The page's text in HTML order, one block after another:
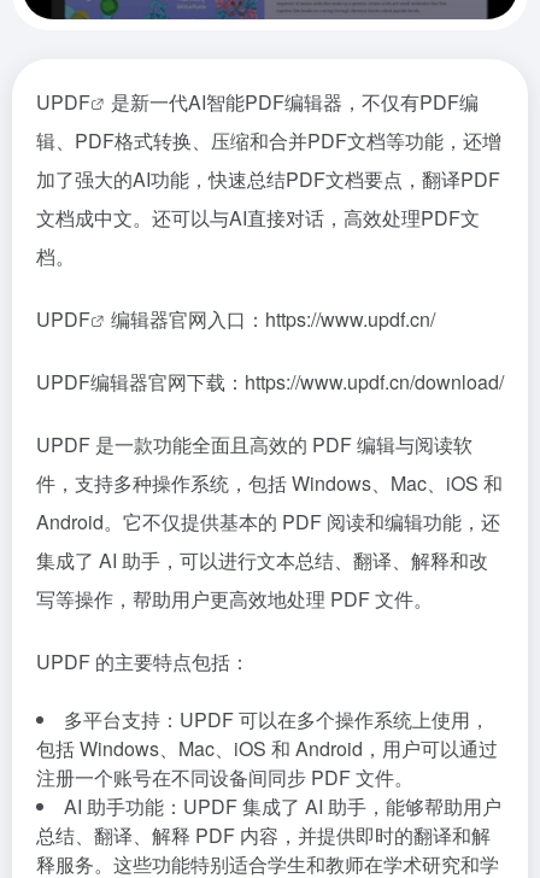
UPDF
是新一代AI智能PDF编辑器，不仅有PDF编
辑、PDF格式转换、压缩和合并PDF文档等功能，还增
加了强大的AI功能，快速总结PDF文档要点，翻译PDF
文档成中文。还可以与AI直接对话，高效处理PDF文
档。
UPDF 编辑器官网入口：https://www.updf.cn/
UPDF编辑器官网下载：https://www.updf.cn/download/
UPDF 是一款功能全面且高效的 PDF 编辑与阅读软
件，支持多种操作系统，包括 Windows、Mac、iOS 和
Android。它不仅提供基本的 PDF 阅读和编辑功能，还
集成了 AI 助手，可以进行文本总结、翻译、解释和改
写等操作，帮助用户更高效地处理 PDF 文件。
UPDF 的主要特点包括：
多平台支持：UPDF 可以在多个操作系统上使用，
包括 Windows、Mac、iOS 和 Android，用户可以通过
注册一个账号在不同设备间同步 PDF 文件。
AI 助手功能：UPDF 集成了 AI 助手，能够帮助用户
总结、翻译、解释 PDF 内容，并提供即时的翻译和解
释服务。这些功能特别适合学生和教师在学术研究和学